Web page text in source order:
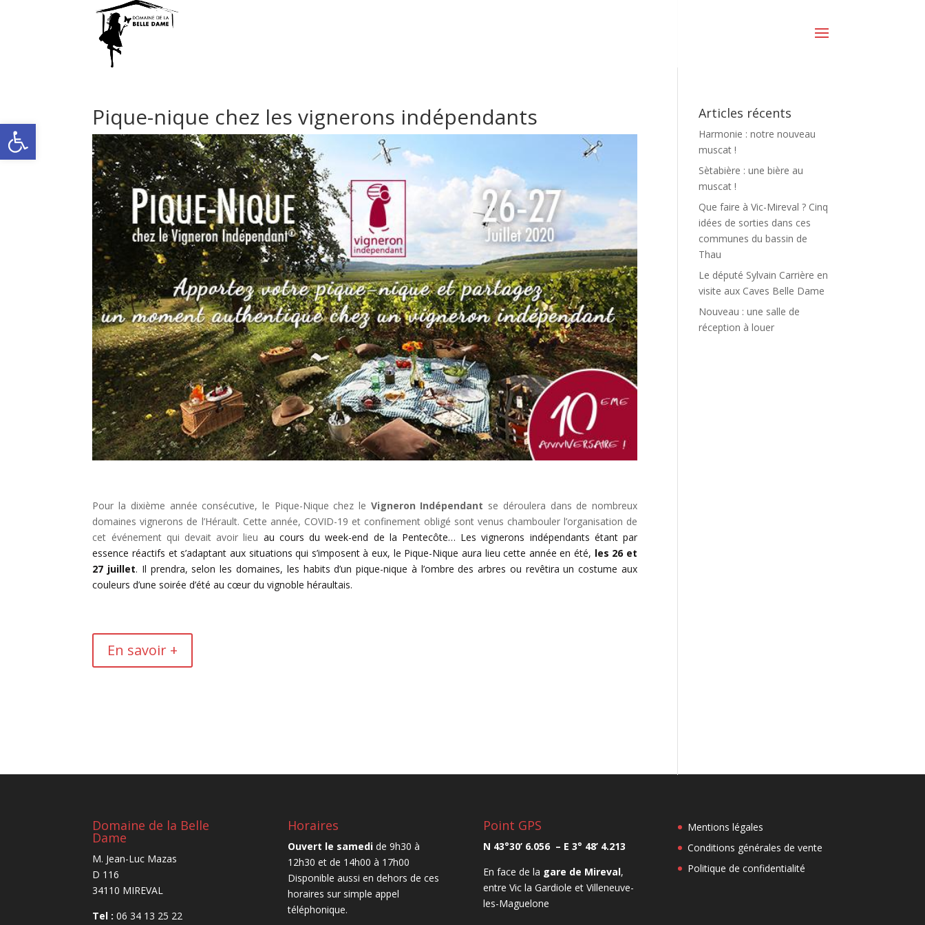
Ouvrir la barre d’outils Pique-nique chez les vignerons indépendants
Pour la dixième année consécutive, le Pique-Nique chez le Vigneron Indépendant se déroulera dans de nombreux
domaines vignerons de l’Hérault. Cette année, COVID-19 et confinement obligé sont venus chambouler l’organisation de
cet événement qui devait avoir lieu au cours du week-end de la Pentecôte… Les vignerons indépendants étant par
essence réactifs et s’adaptant aux situations qui s’imposent à eux, le Pique-Nique aura lieu cette année en été, les 26 et
27 juillet. Il prendra, selon les domaines, les habits d’un pique-nique à l’ombre des arbres ou revêtira un costume aux
couleurs d’une soirée d’été au cœur du vignoble héraultais.
En savoir +
Articles récents
Harmonie : notre nouveau
muscat !
Sètabière : une bière au
muscat !
Que faire à Vic-Mireval ? Cinq
idées de sorties dans ces
communes du bassin de
Thau
Le député Sylvain Carrière en
visite aux Caves Belle Dame
Nouveau : une salle de
réception à louer
Domaine de la Belle
Dame
M. Jean-Luc Mazas
D 116
34110 MIREVAL
Tel : 06 34 13 25 22
Horaires
Ouvert le samedide 9h30 à
12h30 et de 14h00 à 17h00
Disponible aussi en dehors de ces
horaires sur simple appel
téléphonique.
Point GPS
N 43°30’ 6.056 – E 3° 48’ 4.213
En face de la gare de Mireval,
entre Vic la Gardiole et Villeneuve-
les-Maguelone
Mentions légales
Conditions générales de vente
Politique de confidentialité